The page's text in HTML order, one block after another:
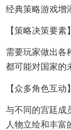
经典策略游戏增
【策略决策要素】
需要玩家做出各
都可能对国家的
【众多角色互动】
与不同的宫廷成
人物立绘和丰富